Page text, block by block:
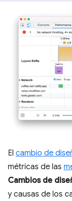
El cambio de
métricas de las
Cambios de
y causas de los